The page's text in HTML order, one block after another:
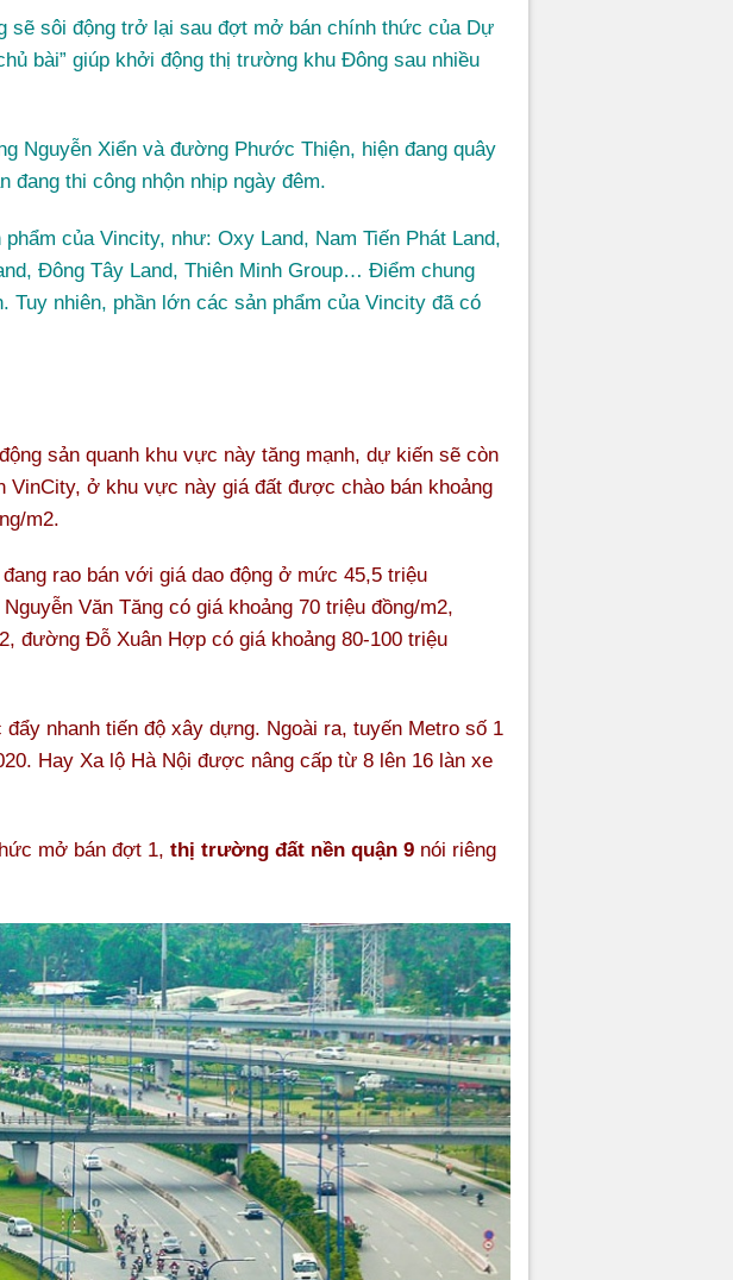
sẽ sôi động trở lại sau đợt mở bán chính thức của Dự
bài” giúp khởi động thị trường khu Đông sau nhiều
Nguyễn Xiển và đường Phước Thiện, hiện đang quây
đang thi công nhộn nhịp ngày đêm.
của Vincity, như: Oxy Land, Nam Tiến Phát Land,
Đông Tây Land, Thiên Minh Group… Điểm chung
nhiên, phần lớn các sản phẩm của Vincity đã có
sản quanh khu vực này tăng mạnh, dự kiến sẽ còn
ở khu vực này giá đất được chào bán khoảng
m2.
rao bán với giá dao động ở mức 45,5 triệu
Văn Tăng có giá khoảng 70 triệu đồng/m2,
đường Đỗ Xuân Hợp có giá khoảng 80-100 triệu
nhanh tiến độ xây dựng. Ngoài ra, tuyến Metro số 1
Hay Xa lộ Hà Nội được nâng cấp từ 8 lên 16 làn xe
mở bán đợt 1, thị trường đất nền quận 9 nói riêng